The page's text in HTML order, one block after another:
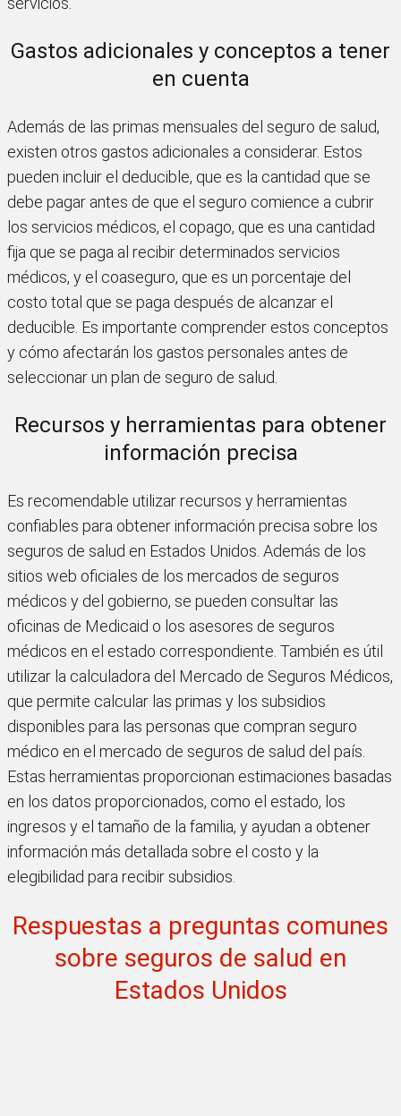
Gastos adicionales y conceptos a tener
en cuenta
Además de las primas mensuales del seguro de salud,
existen otros gastos adicionales a considerar. Estos
pueden incluir el deducible, que es la cantidad que se
debe pagar antes de que el seguro comience a cubrir
los servicios médicos, el copago, que es una cantidad
fija que se paga al recibir determinados servicios
médicos, y el coaseguro, que es un porcentaje del
costo total que se paga después de alcanzar el
deducible. Es importante comprender estos conceptos
y cómo afectarán los gastos personales antes de
seleccionar un plan de seguro de salud.
Recursos y herramientas para obtener
información precisa
Es recomendable utilizar recursos y herramientas
confiables para obtener información precisa sobre los
seguros de salud en Estados Unidos. Además de los
sitios web oficiales de los mercados de seguros
médicos y del gobierno, se pueden consultar las
oficinas de Medicaid o los asesores de seguros
médicos en el estado correspondiente. También es útil
utilizar la calculadora del Mercado de Seguros Médicos,
que permite calcular las primas y los subsidios
disponibles para las personas que compran seguro
médico en el mercado de seguros de salud del país.
Estas herramientas proporcionan estimaciones basadas
en los datos proporcionados, como el estado, los
ingresos y el tamaño de la familia, y ayudan a obtener
información más detallada sobre el costo y la
elegibilidad para recibir subsidios.
Respuestas a preguntas comunes
sobre seguros de salud en
Estados Unidos